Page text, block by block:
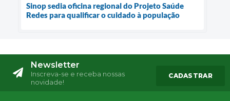
Sinop sedia oficina regional do Projeto Saúde
Redes para qualificar o cuidado à população
Newsletter
Inscreva-se e receba nossas
novidade!
CADASTRAR